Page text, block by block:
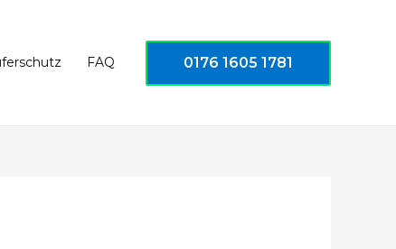
FAQ 0176 1605 1781